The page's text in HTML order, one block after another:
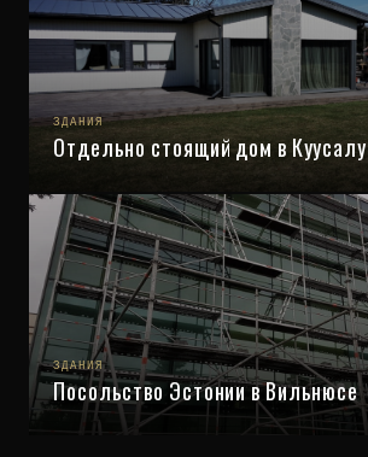
ЗДАНИЯ
Отдельно стоящий дом в Куусалу
ЗДАНИЯ
Посольство Эстонии в Вильнюсе